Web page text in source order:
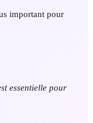
important pour
essentielle pour